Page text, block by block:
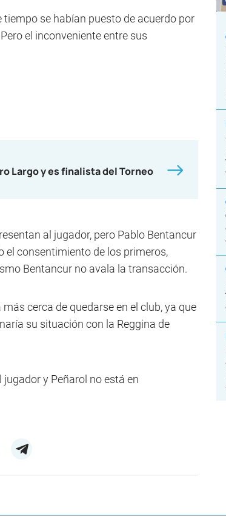
se habían puesto de acuerdo por
el inconveniente entre sus
Largo y es finalista del Torneo
al jugador, pero Pablo Bentancur
el consentimiento de los primeros,
Bentancur no avala la transacción.
cerca de quedarse en el club, ya que
su situación con la Reggina de
y Peñarol no está en